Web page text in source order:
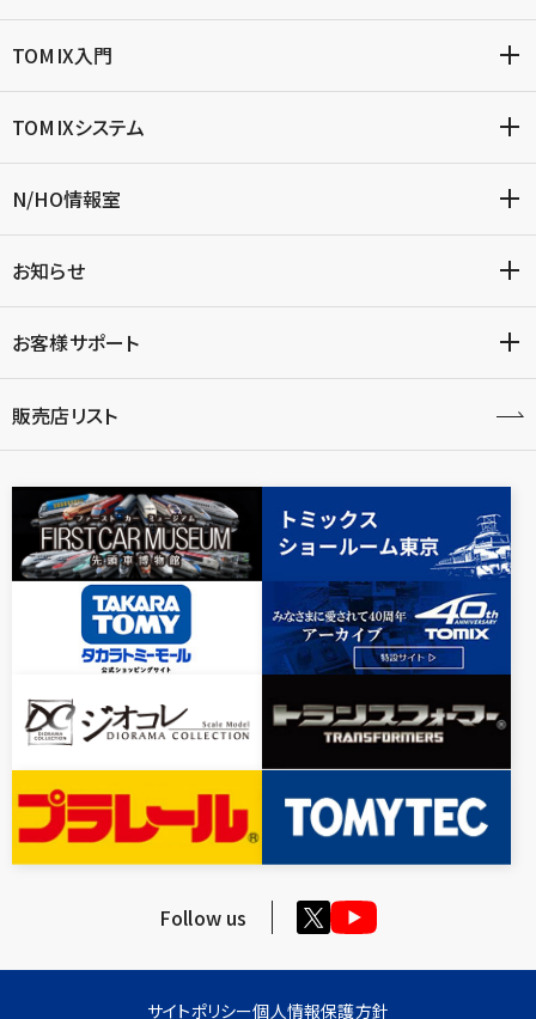
TOMIX入門
TOMIXシステム
N/HO情報室
お知らせ
お客様サポート
販売店リスト
Follow us
サイトポリシー個人情報保護方針